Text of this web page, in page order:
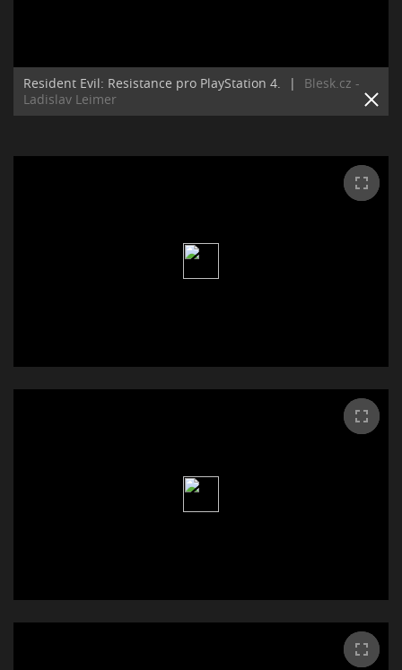
Resident Evil: Resistance pro PlayStation 4. |
Blesk.cz -
Ladislav Leimer